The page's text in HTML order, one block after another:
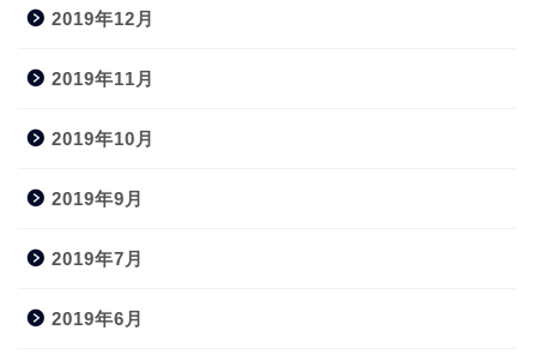
2019年12月
2019年11月
2019年10月
2019年9月
2019年7月
2019年6月